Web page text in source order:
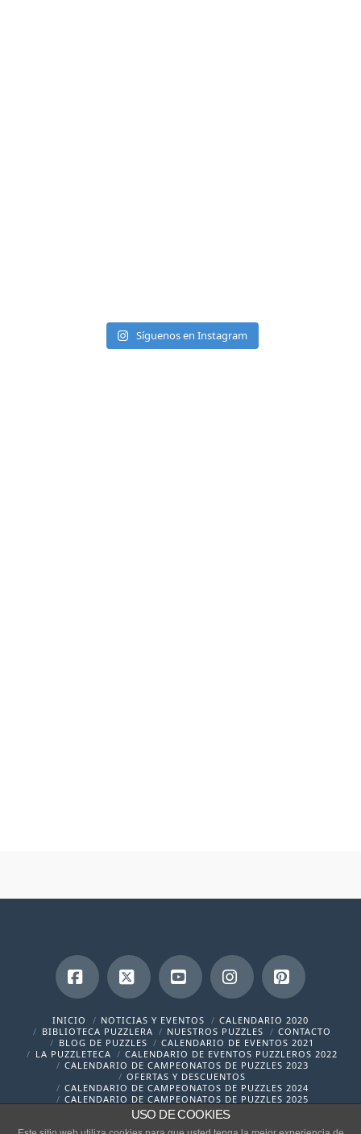
Síguenos en Instagram
Facebook
X YouTubeInstagramPinterest
INICIO NOTICIAS Y EVENTOS
CALENDARIO 2020
BIBLIOTECA PUZZLERA
NUESTROS PUZZLES
CONTACTO
BLOG DE PUZZLES
CALENDARIO DE EVENTOS 2021
LA PUZZLETECA
CALENDARIO DE EVENTOS PUZZLEROS 2022
CALENDARIO DE CAMPEONATOS DE PUZZLES 2023
OFERTAS Y DESCUENTOS
CALENDARIO DE CAMPEONATOS DE PUZZLES 2024
CALENDARIO DE CAMPEONATOS DE PUZZLES 2025
USO DE COOKIES